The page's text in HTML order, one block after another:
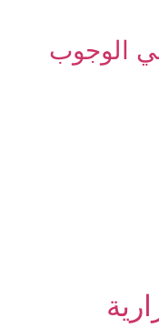
في الوجوب